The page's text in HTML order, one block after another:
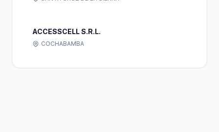
ACCESSCELL S.R.L.
COCHABAMBA